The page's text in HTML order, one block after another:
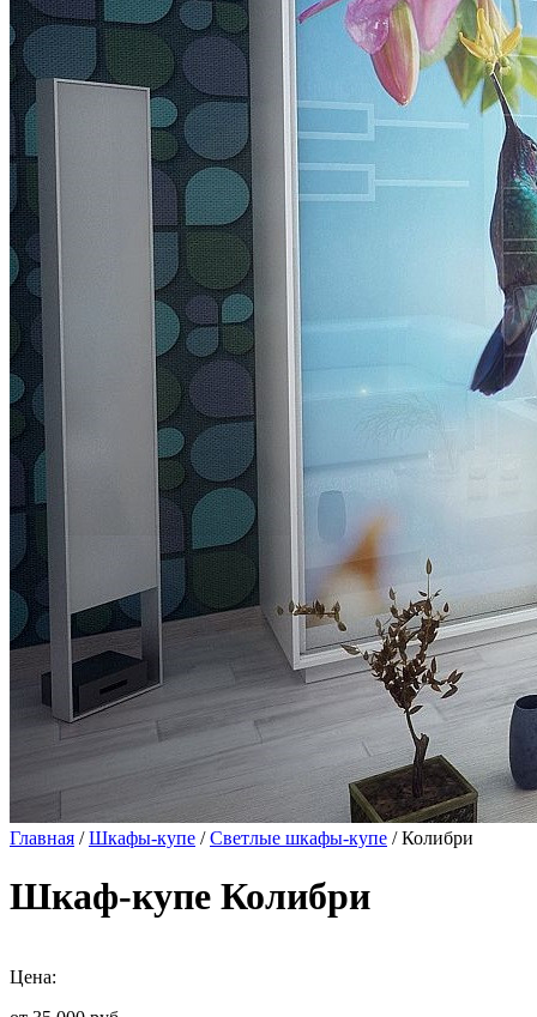
Главная /Шкафы-купе /Светлые шкафы-купе / Колибри
Шкаф-купе Колибри
Цена: